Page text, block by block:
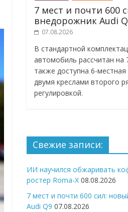
7 мест и почти 600
внедорожник Audi
07.08.2026
В стандартной
автомобиль рассчитан на
также доступна 6-местная
двумя креслами второго
регулировкой.
Свежие записи:
ИИ научился обжаривать
ростер Roma-X 08.08.2026
7 мест и почти 600 сил:
Audi Q9 07.08.2026